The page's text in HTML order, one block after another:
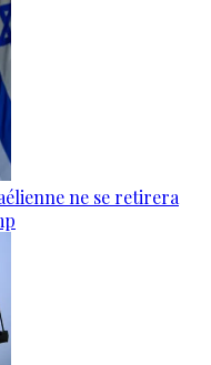
ne se retirera